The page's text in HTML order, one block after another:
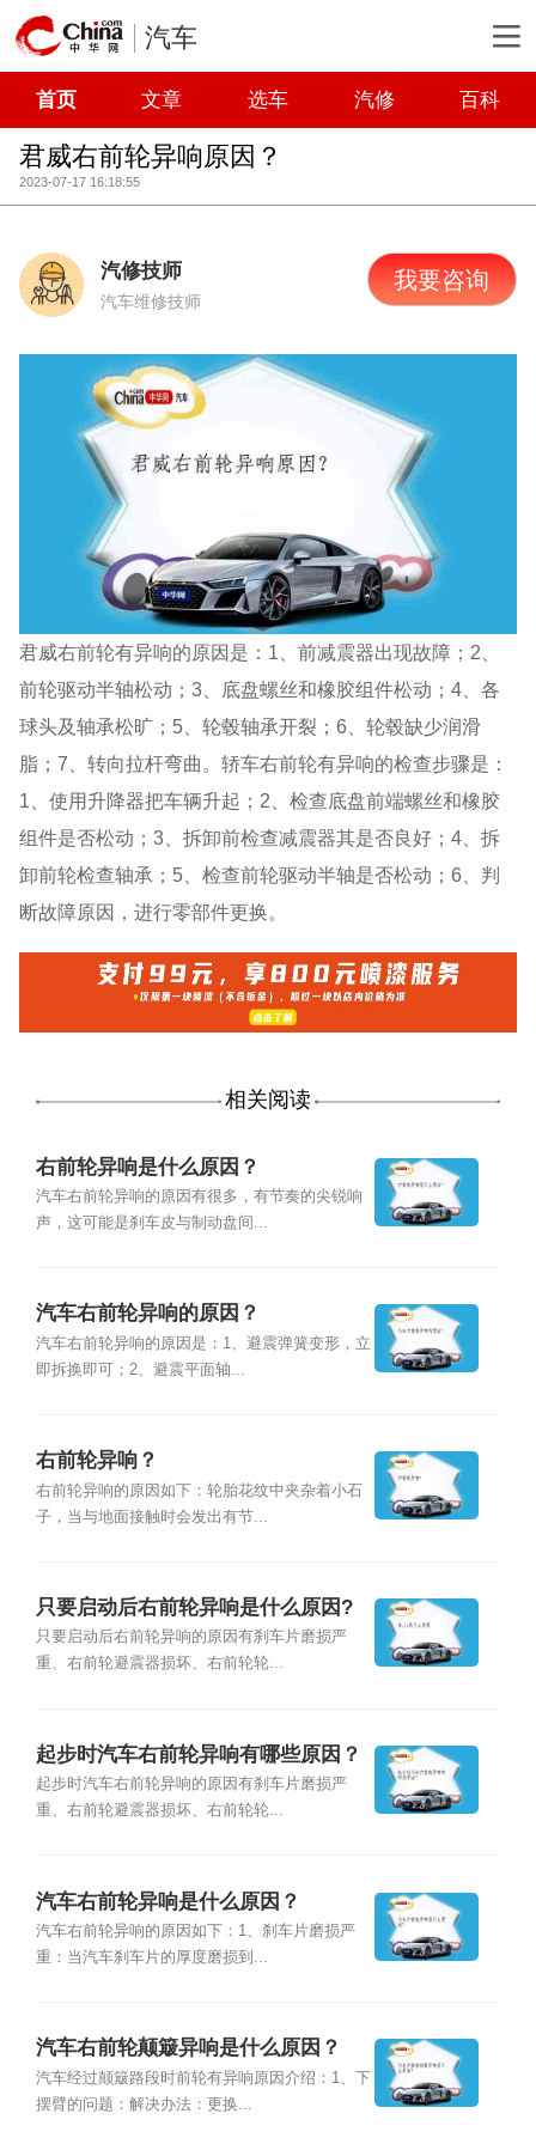
汽车
首页 文章 选车 汽修 百科
君威右前轮异响原因？
2023-07-17 16:18:55
汽修技师
汽车维修技师
我要咨询
君威右前轮有异响的原因是：1、前减震器出现故障；2、
前轮驱动半轴松动；3、底盘螺丝和橡胶组件松动；4、各
球头及轴承松旷；5、轮毂轴承开裂；6、轮毂缺少润滑
脂；7、转向拉杆弯曲。轿车右前轮有异响的检查步骤是：
1、使用升降器把车辆升起；2、检查底盘前端螺丝和橡胶
组件是否松动；3、拆卸前检查减震器其是否良好；4、拆
卸前轮检查轴承；5、检查前轮驱动半轴是否松动；6、判
断故障原因，进行零部件更换。
相关阅读
右前轮异响是什么原因？
汽车右前轮异响的原因有很多，有节奏的尖锐响
声，这可能是刹车皮与制动盘间...
汽车右前轮异响的原因？
汽车右前轮异响的原因是：1、避震弹簧变形，立
即拆换即可；2、避震平面轴...
右前轮异响？
右前轮异响的原因如下：轮胎花纹中夹杂着小石
子，当与地面接触时会发出有节...
只要启动后右前轮异响是什么原因?
只要启动后右前轮异响的原因有刹车片磨损严
重、右前轮避震器损坏、右前轮轮...
起步时汽车右前轮异响有哪些原因？
起步时汽车右前轮异响的原因有刹车片磨损严
重、右前轮避震器损坏、右前轮轮...
汽车右前轮异响是什么原因？
汽车右前轮异响的原因如下：1、刹车片磨损严
重：当汽车刹车片的厚度磨损到...
汽车右前轮颠簸异响是什么原因？
汽车经过颠簸路段时前轮有异响原因介绍：1、下
摆臂的问题：解决办法：更换...